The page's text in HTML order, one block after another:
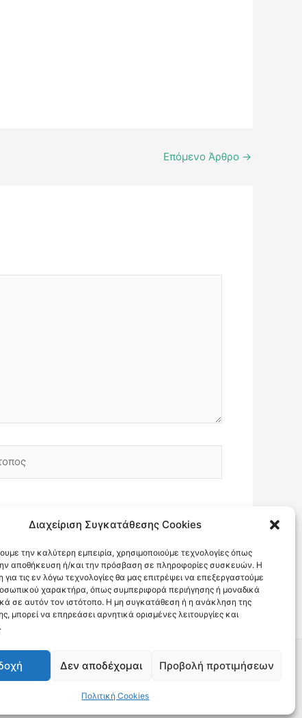
Διαχείριση Συγκατάθεσης Cookies
την καλύτερη εμπειρία, χρησιμοποιούμε τεχνολογίες όπως
αποθήκευση ή/και την πρόσβαση σε πληροφορίες συσκευών. Η
τις εν λόγω τεχνολογίες θα μας επιτρέψει να επεξεργαστούμε
χαρακτήρα, όπως συμπεριφορά περιήγησης ή μοναδικά
σε αυτόν τον ιστότοπο. Η μη συγκατάθεση ή η ανάκληση της
μπορεί να επηρεάσει αρνητικά ορισμένες λειτουργίες και
Δεν αποδέχομαι Προβολή προτιμήσεων
Πολιτική Cookies
Επόμενο Άρθρο →